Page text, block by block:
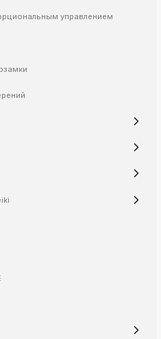
управлением